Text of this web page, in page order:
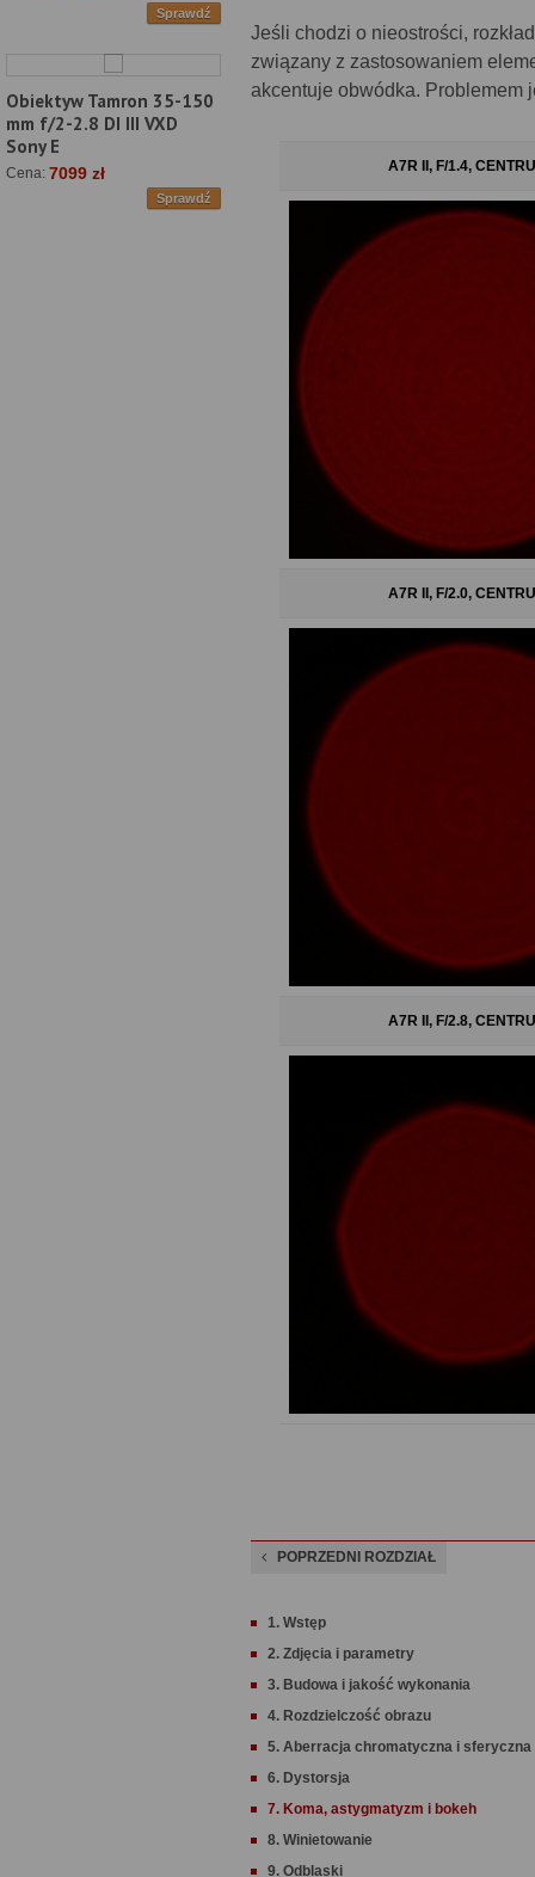
Sprawdź
Obiektyw Tamron 35-150
mm f/2-2.8 DI III VXD
Sony E
Cena: 7099 zł
Sprawdź
Jeśli chodzi o nieostrości,
związany z zastosowaniem
akcentuje obwódka. Problemem
A7R II, F/1.4,
A7R II, F/2.0,
A7R II, F/2.8,
POPRZEDNI ROZDZIAŁ
1. Wstęp
2. Zdjęcia i parametry
3. Budowa i jakość wykonania
4. Rozdzielczość obrazu
5. Aberracja chromatyczna i sferyczna
6. Dystorsja
7. Koma, astygmatyzm i bokeh
8. Winietowanie
9. Odblaski